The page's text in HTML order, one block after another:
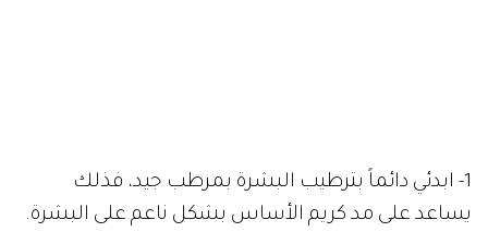
1- ابدئي دائماً بترطيب البشرة بمرطب جيد، فذلك
يساعد على مد كريم الأساس بشكل ناعم على البشرة.